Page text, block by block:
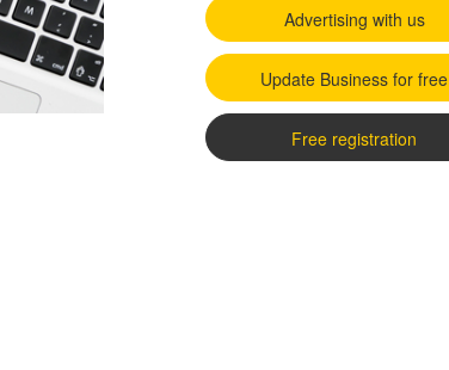
Advertising with us
Update Business for free
Free registration